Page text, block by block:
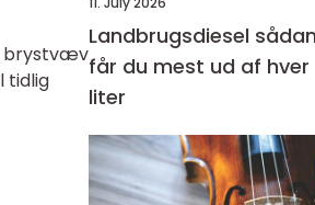
brystvæv
tidlig
Landbrugsdiesel sådan
får du mest ud af hver
liter